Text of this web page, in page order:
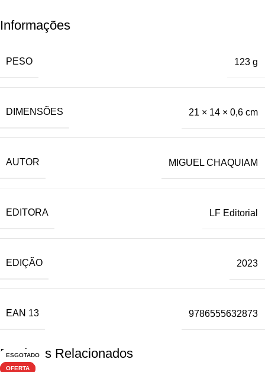
Informações
PESO 123 g
DIMENSÕES 21 × 14 × 0,6 cm
AUTOR MIGUEL CHAQUIAM
EDITORA LF Editorial
EDIÇÃO 2023
EAN 13 9786555632873
Produtos Relacionados
-44%
-42%
-20%
ESGOTADO
-79%
-36%
-32%
-82%
ESGOTADO
-42%
-20%
-38%
-73%
-24%
OFERTA
-39%
-27%
-36%
-26%
ESGOTADO
ESGOTADO
OFERTA
-24%
-45%
-26%
-47%
ESGOTADO
-27%
ESGOTADO